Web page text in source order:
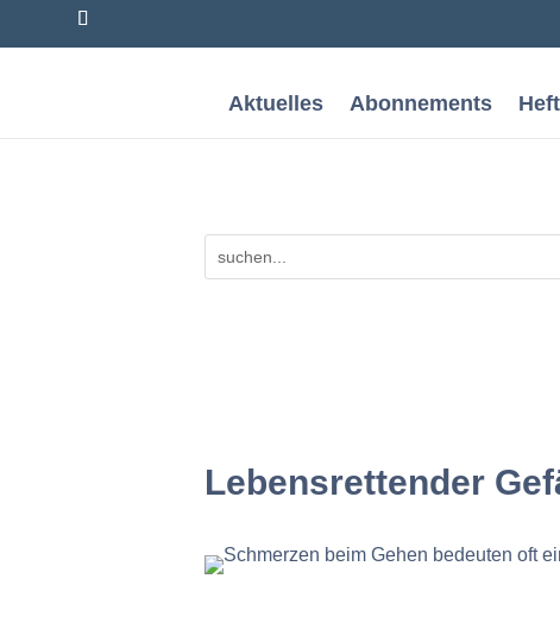
Aktuelles Abonnements
Lebensrettender